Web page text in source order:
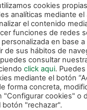
cookies
analíticas mediante el
el contenido
funciones de redes
en base a
de sus hábitos de
consultar
click aqui. Puedes
mediante el botón
forma concreta,
"Configurar cookies" o
"rechazar".